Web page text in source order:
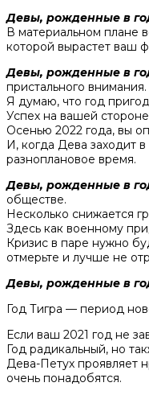
Девы, рожденные в
В материальном плане
которой вырастет ваш
Девы, рожденные в
пристального внимания.
Я думаю, что год
Успех на вашей
Осенью 2022 года, вы
И, когда Дева заходит
разноплановое время.
Девы, рожденные в
обществе.
Несколько снижается
Здесь как военному
Кризис в паре нужно
отмерьте и лучше не
Девы, рожденные в
Год Тигра — период
Если ваш 2021 год не
Год радикальный, но
Дева-Петух проявляет
очень понадобятся.